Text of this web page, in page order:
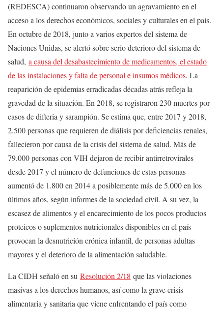
(REDESCA) continuaron observando un agravamiento en el
acceso a los derechos económicos, sociales y culturales en el país.
En octubre de 2018, junto a varios expertos del sistema de
Naciones Unidas, se alertó sobre serio deterioro del sistema de
salud, a causa del desabastecimiento de medicamentos, el estado
de las instalaciones y falta de personal e insumos médicos. La
reaparición de epidemias erradicadas décadas atrás refleja la
gravedad de la situación. En 2018, se registraron 230 muertes por
casos de difteria y sarampión. Se estima que, entre 2017 y 2018,
2.500 personas que requieren de diálisis por deficiencias renales,
fallecieron por causa de la crisis del sistema de salud. Más de
79.000 personas con VIH dejaron de recibir antirretrovirales
desde 2017 y el número de defunciones de estas personas
aumentó de 1.800 en 2014 a posiblemente más de 5.000 en los
últimos años, según informes de la sociedad civil. A su vez, la
escasez de alimentos y el encarecimiento de los pocos productos
proteicos o suplementos nutricionales disponibles en el país
provocan la desnutrición crónica infantil, de personas adultas
mayores y el deterioro de la alimentación saludable.
La CIDH señaló en su Resolución 2/18 que las violaciones
masivas a los derechos humanos, así como la grave crisis
alimentaria y sanitaria que viene enfrentando el país como